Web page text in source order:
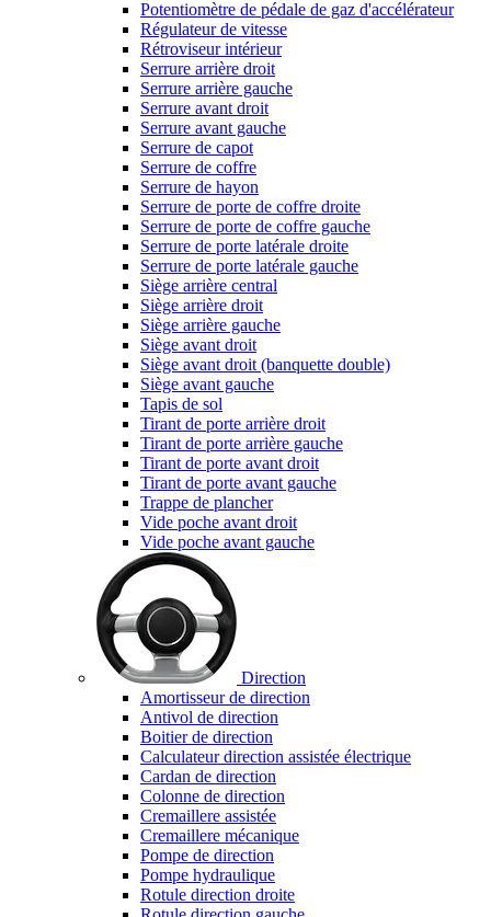
Potentiomètre de pédale de gaz d'accélérateur
Régulateur de vitesse
Rétroviseur intérieur
Serrure arrière droit
Serrure arrière gauche
Serrure avant droit
Serrure avant gauche
Serrure de capot
Serrure de coffre
Serrure de hayon
Serrure de porte de coffre droite
Serrure de porte de coffre gauche
Serrure de porte latérale droite
Serrure de porte latérale gauche
Siège arrière central
Siège arrière droit
Siège arrière gauche
Siège avant droit
Siège avant droit (banquette double)
Siège avant gauche
Tapis de sol
Tirant de porte arrière droit
Tirant de porte arrière gauche
Tirant de porte avant droit
Tirant de porte avant gauche
Trappe de plancher
Vide poche avant droit
Vide poche avant gauche
Direction
Amortisseur de direction
Antivol de direction
Boitier de direction
Calculateur direction assistée électrique
Cardan de direction
Colonne de direction
Cremaillere assistée
Cremaillere mécanique
Pompe de direction
Pompe hydraulique
Rotule direction droite